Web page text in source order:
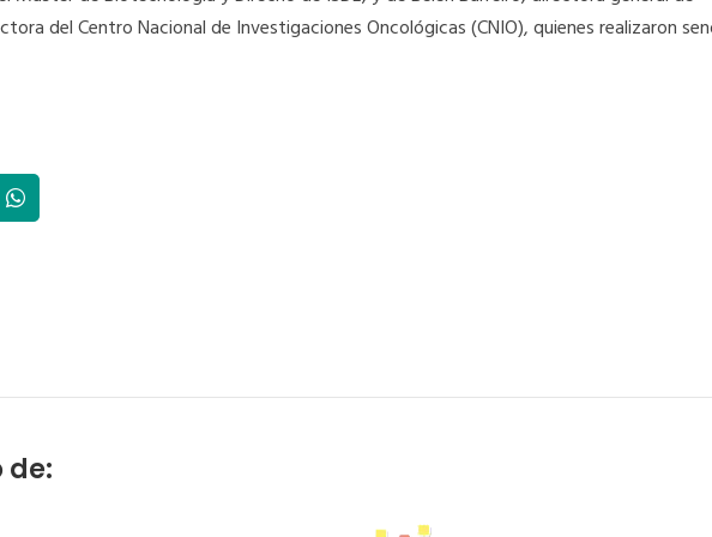
del Centro Nacional de Investigaciones Oncológicas (CNIO), quienes realizaron
de: